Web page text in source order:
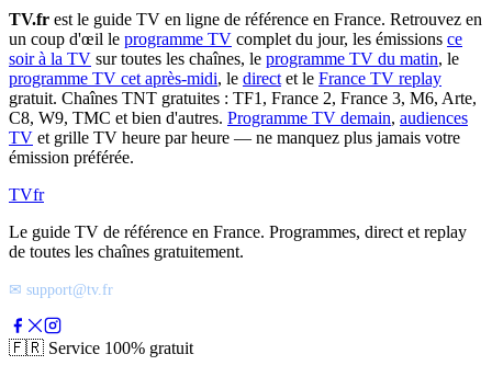
TV.fr est le guide TV en ligne de référence en France. Retrouvez en
un coup d'œil le programme TV complet du jour, les émissions ce
soir à la TV sur toutes les chaînes, le programme TV du matin, le
programme TV cet après-midi, le direct et le France TV replay
gratuit. Chaînes TNT gratuites : TF1, France 2, France 3, M6, Arte,
C8, W9, TMC et bien d'autres. Programme TV demain, audiences
TV et grille TV heure par heure — ne manquez plus jamais votre
émission préférée.
TVfr
Le guide TV de référence en France. Programmes, direct et replay
de toutes les chaînes gratuitement.
✉ support@tv.fr
🇫🇷 Service 100% gratuit